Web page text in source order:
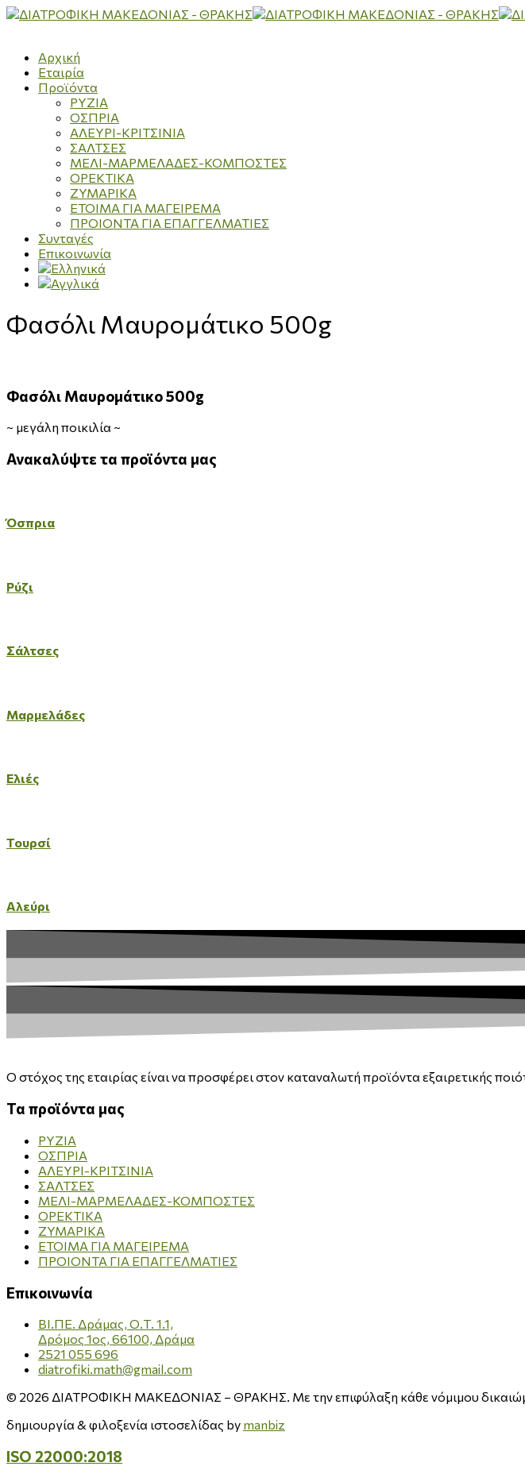
Αρχική
Εταιρία
Προϊόντα
ΡΥΖΙΑ
ΟΣΠΡΙΑ
ΑΛΕΥΡΙ-ΚΡΙΤΣΙΝΙΑ
ΣΑΛΤΣΕΣ
ΜΕΛΙ-ΜΑΡΜΕΛΑΔΕΣ-ΚΟΜΠΟΣΤΕΣ
ΟΡΕΚΤΙΚΑ
ΖΥΜΑΡΙΚΑ
ΕΤΟΙΜΑ ΓΙΑ ΜΑΓΕΙΡΕΜΑ
ΠΡΟΙΟΝΤΑ ΓΙΑ ΕΠΑΓΓΕΛΜΑΤΙΕΣ
Συνταγές
Επικοινωνία
Φασόλι Μαυρομάτικο 500g
Φασόλι Μαυρομάτικο 500g
~ μεγάλη ποικιλία ~
Ανακαλύψτε τα προϊόντα μας
Όσπρια
Ρύζι
Σάλτσες
Μαρμελάδες
Ελιές
Τουρσί
Αλεύρι
O στόχος της εταιρίας είναι να προσφέρει στον καταναλωτή προϊόντα εξαιρετικής
Τα προϊόντα μας
ΡΥΖΙΑ
ΟΣΠΡΙΑ
ΑΛΕΥΡΙ-ΚΡΙΤΣΙΝΙΑ
ΣΑΛΤΣΕΣ
ΜΕΛΙ-ΜΑΡΜΕΛΑΔΕΣ-ΚΟΜΠΟΣΤΕΣ
ΟΡΕΚΤΙΚΑ
ΖΥΜΑΡΙΚΑ
ΕΤΟΙΜΑ ΓΙΑ ΜΑΓΕΙΡΕΜΑ
ΠΡΟΙΟΝΤΑ ΓΙΑ ΕΠΑΓΓΕΛΜΑΤΙΕΣ
Επικοινωνία
ΒΙ.ΠΕ. Δράμας, Ο.Τ. 1.1,
Δρόμος 1ος, 66100, Δράμα
2521 055 696
diatrofiki.math@gmail.com
© 2026 ΔΙΑΤΡΟΦΙΚΗ ΜΑΚΕΔΟΝΙΑΣ – ΘΡΑΚΗΣ. Με την επιφύλαξη κάθε νόμιμου
δημιουργία & φιλοξενία ιστοσελίδας by manbiz
ISO 22000:2018